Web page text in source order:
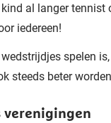
al langer tennist
iedereen!
spelen
steeds beter
verenigingen